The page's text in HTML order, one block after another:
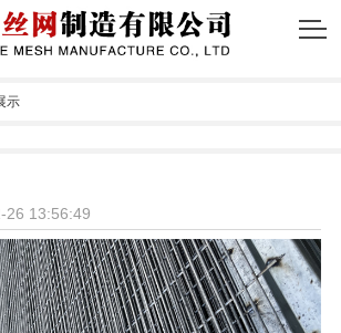
示
26 13:56:49